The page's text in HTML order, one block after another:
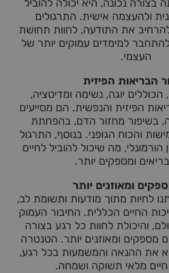
בצורה נכונה, היא יכולה להוביל
ולהעצמה אישית. התרגולים
להרחיב את התודעה, לחוות תחושת
למימדים עמוקים יותר של
העצמי.
הבריאות הפיזית
הכוללים יוגה, נשימה ומדיטציה,
הפיזית והנפשית. הם מסייעים
בשיפור מחזור הדם, בהפחתת
והכוח הגופני. בנוסף, התרגול
מה שיכול להוביל לחיים
בריאים ומספקים יותר.
ומאוזנים יותר
לחיות מתוך מודעות ותשומת לב,
החיים הכללית. החיבור העמוק
והיכולת לחוות כל רגע בצורה
מספקים ומאוזנים יותר. הטנטרה
את ההנאה והמשמעות בכל רגע,
חיים מלאי תשוקה ושמחה.